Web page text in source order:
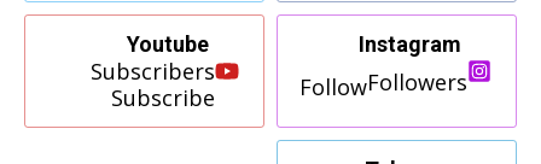
Instagram
Followers
Follow
Youtube
Subscribers
Subscribe